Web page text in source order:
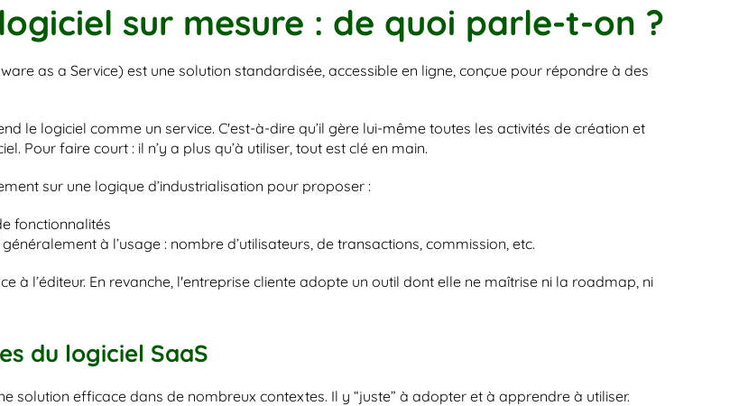
sur mesure : de quoi parle-t-on ?
as a Service) est une solution standardisée, accessible en ligne, conçue pour répondre à des
le logiciel comme un service. C'est-à-dire qu’il gère lui-même toutes les activités de création et
Pour faire court : il n’y a plus qu’à utiliser, tout est clé en main.
sur une logique d’industrialisation pour proposer :
fonctionnalités
à l’usage : nombre d’utilisateurs, de transactions, commission, etc.
à l’éditeur. En revanche, l'entreprise cliente adopte un outil dont elle ne maîtrise ni la roadmap, ni
du logiciel SaaS
solution efficace dans de nombreux contextes. Il y “juste” à adopter et à apprendre à utiliser.